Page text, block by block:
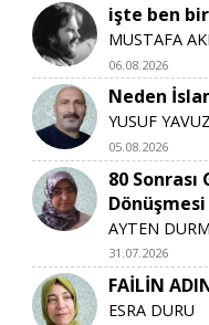
işte ben
MUSTAFA
06.08.2026
Neden
YUSUF
05.08.2026
80
Dönüşmesi
AYTEN
31.07.2026
FAİLİN
ESRA DURU